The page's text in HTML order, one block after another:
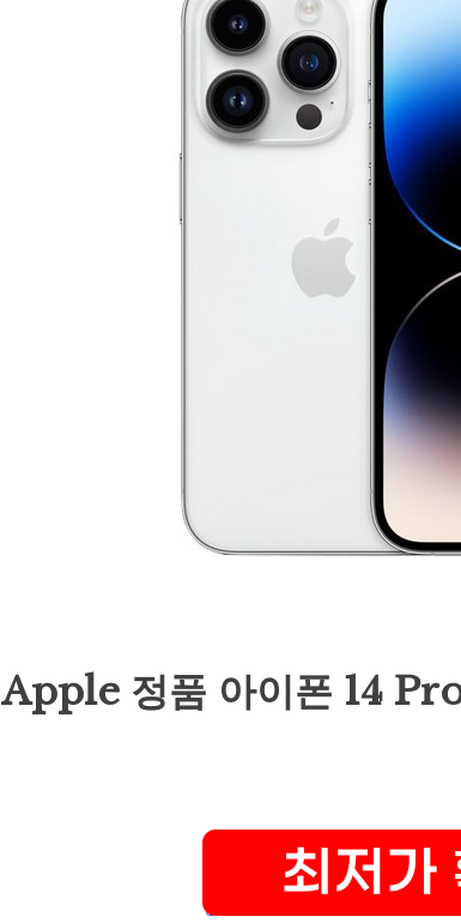
Apple 정품 아이폰 14